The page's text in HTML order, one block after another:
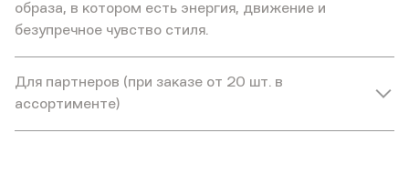
образа, в котором есть энергия, движение и
безупречное чувство стиля.
Для партнеров (при заказе от 20 шт. в
ассортименте)